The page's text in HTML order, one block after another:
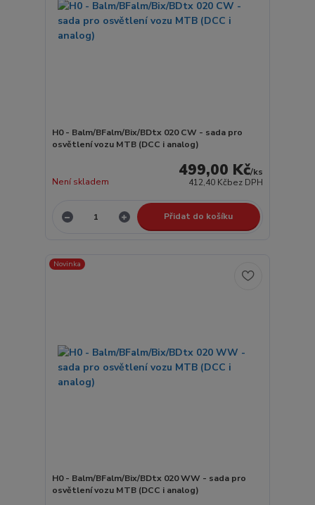
H0 - Balm/BFalm/Bix/BDtx 020 CW - sada pro
osvětlení vozu MTB (DCC i analog)
499,00 Kč/ks
412,40 Kčbez DPH
Není skladem
Přidat do košíku
Novinka
H0 - Balm/BFalm/Bix/BDtx 020 WW - sada pro
osvětlení vozu MTB (DCC i analog)